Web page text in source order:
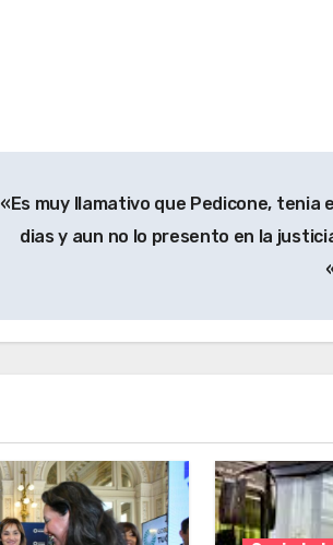
«Es muy llamativo que Pedicone,
dias y aun no lo presento en la